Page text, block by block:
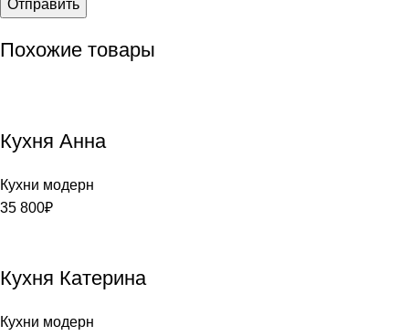
Похожие товары
Кухня Анна
Кухни модерн
35 800₽
Кухня Катерина
Кухни модерн